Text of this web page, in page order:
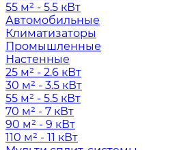
55 м² - 5.5 кВт
Автомобильные
Климатизаторы
Промышленные
Настенные
25 м² - 2.6 кВт
30 м² - 3.5 кВт
55 м² - 5.5 кВт
70 м² - 7 кВт
90 м² - 9 кВт
110 м² - 11 кВт